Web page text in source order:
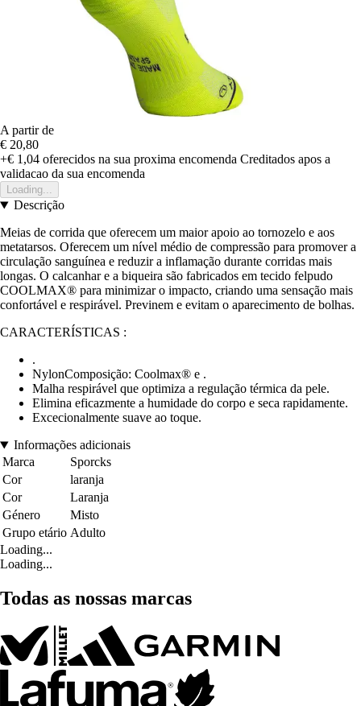
A partir de
€ 20,80
+€ 1,04 oferecidos na sua proxima encomenda Creditados apos a
validacao da sua encomenda
Loading...
Descrição
Meias de corrida que oferecem um maior apoio ao tornozelo e aos
metatarsos. Oferecem um nível médio de compressão para promover a
circulação sanguínea e reduzir a inflamação durante corridas mais
longas. O calcanhar e a biqueira são fabricados em tecido felpudo
COOLMAX® para minimizar o impacto, criando uma sensação mais
confortável e respirável. Previnem e evitam o aparecimento de bolhas.
CARACTERÍSTICAS :
.
NylonComposição: Coolmax® e .
Malha respirável que optimiza a regulação térmica da pele.
Elimina eficazmente a humidade do corpo e seca rapidamente.
Excecionalmente suave ao toque.
Informações adicionais
Marca
Sporcks
Cor
laranja
Cor
Laranja
Género
Misto
Grupo etário Adulto
Loading...
Loading...
Todas as nossas marcas